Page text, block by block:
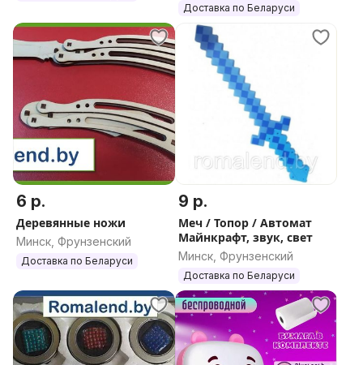
Доставка по Беларуси
6 р.
Деревянные ножи
Минск, Фрунзенский
Доставка по Беларуси
9 р.
Меч / Топор / Автомат
Майнкрафт, звук, свет
Минск, Фрунзенский
Доставка по Беларуси